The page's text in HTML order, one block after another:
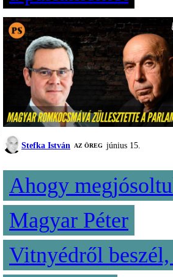
Stefka István AZ ÖREG június 15.
Ahogy
Magyar Péter
Vitnyédről beszél,